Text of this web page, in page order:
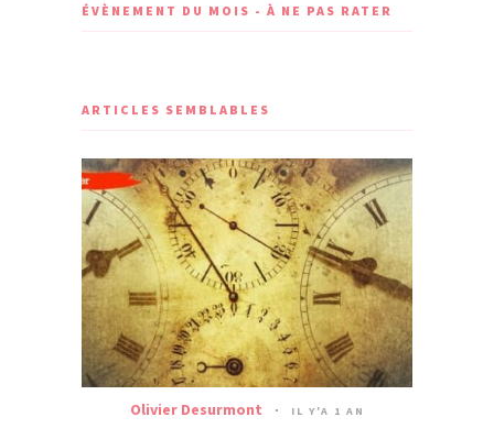
ÉVÈNEMENT DU MOIS - À NE PAS RATER
ARTICLES SEMBLABLES
Olivier Desurmont IL Y'A 1 AN